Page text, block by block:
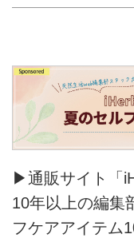
▶通販サイト「
10年以上の編集
フケアアイテム